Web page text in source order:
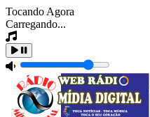
Tocando Agora
Carregando...